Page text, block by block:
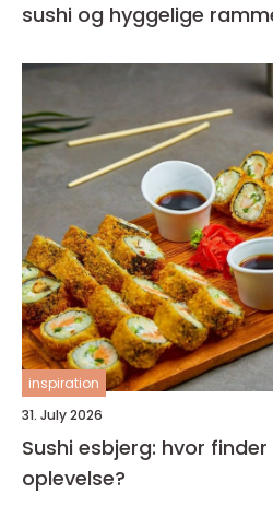
sushi og hyggelige
inspiration
31. July 2026
Sushi esbjerg: hvor
oplevelse?